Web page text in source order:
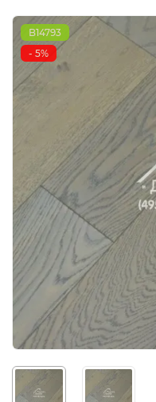
B14793
- 5%